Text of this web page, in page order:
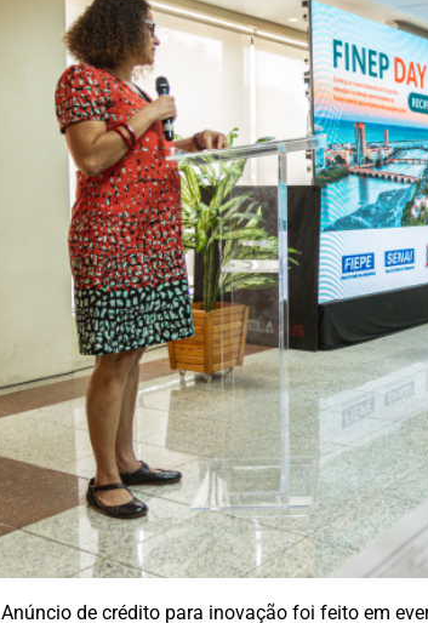
Anúncio de crédito para inovação foi feito em